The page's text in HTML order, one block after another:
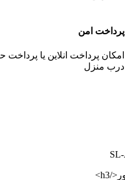
پرداخت امن
امکان پرداخت انلاین یا
درب منزل